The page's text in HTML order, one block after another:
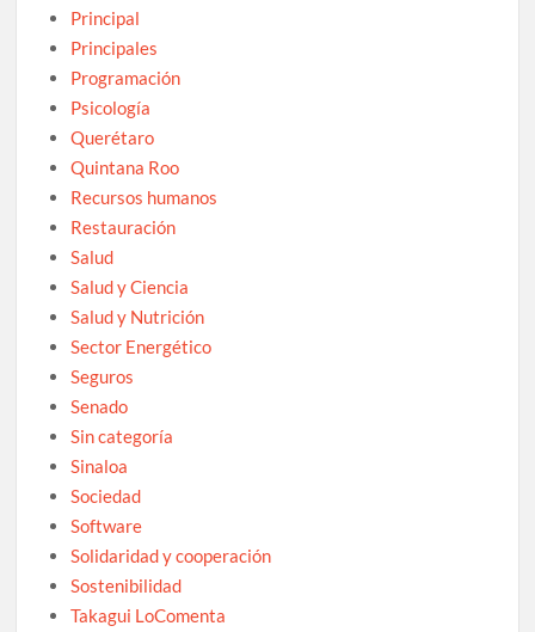
Principal
Principales
Programación
Psicología
Querétaro
Quintana Roo
Recursos humanos
Restauración
Salud
Salud y Ciencia
Salud y Nutrición
Sector Energético
Seguros
Senado
Sin categoría
Sinaloa
Sociedad
Software
Solidaridad y cooperación
Sostenibilidad
Takagui LoComenta